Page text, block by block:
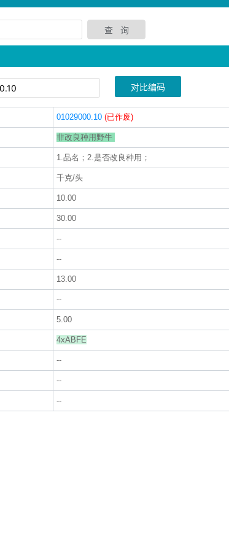
对比编码
01029000.10 (已作废)
非改良种用野牛
1.品名；2.是否改良种用；
千克/头
10.00
30.00
--
--
13.00
--
5.00
4xABFE
--
--
--